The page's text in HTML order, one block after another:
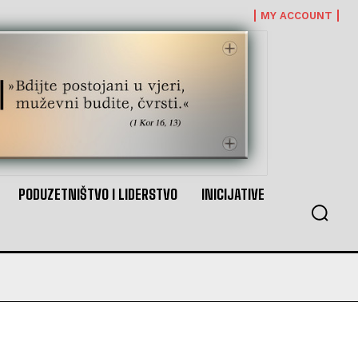
MY ACCOUNT
PODUZETNIŠTVO I LIDERSTVO INICIJATIVE